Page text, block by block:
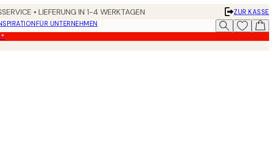
• LIEFERUNG IN 1-4 WERKTAGEN
ZUR KASSE
FÜR UNTERNEHMEN